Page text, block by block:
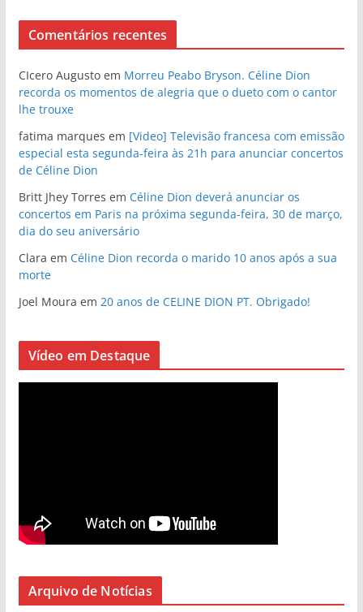
Comentários recentes
CIcero Augustoem Morreu Peabo Bryson. Céline Dion
recorda os momentos de alegria que o dueto com o cantor
lhe trouxe
fatima marques em [Video] Televisão francesa com emissão
especial esta segunda-feira às 21h para anunciar concertos
de Céline Dion
Britt Jhey Torres em Céline Dion deverá anunciar os
concertos em Paris na próxima segunda-feira, 30 de março,
dia do seu aniversário
Clara em Céline Dion recorda o marido 10 anos após a sua
morte
Joel Moura em 20 anos de CELINE DION PT. Obrigado!
Vídeo em Destaque
Arquivo de Notícias